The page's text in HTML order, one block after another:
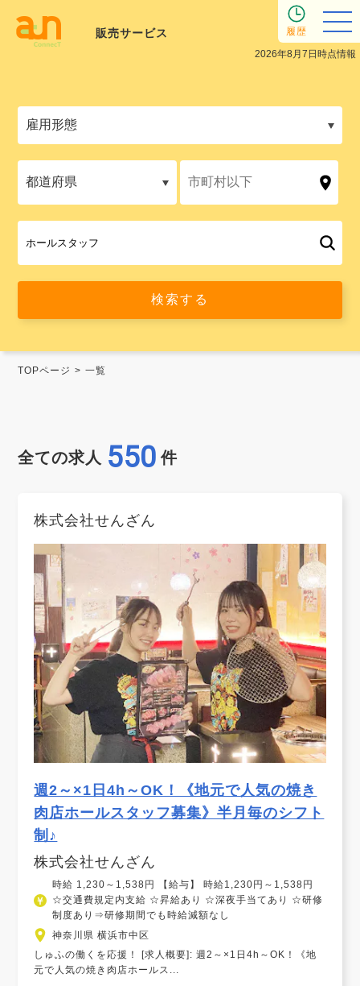
販売サービス
2026年8月7日時点情報
履歴
TOPページ 一覧
全ての求人 550 件
株式会社せんざん
週2～×1日4h～OK！《地元で人気の焼き
肉店ホールスタッフ募集》半月毎のシフト
制♪
株式会社せんざん
時給 1,230～1,538円 【給与】 時給1,230円～1,538円
☆交通費規定内支給 ☆昇給あり ☆深夜手当てあり ☆研修
制度あり⇒研修期間でも時給減額なし
神奈川県 横浜市中区
しゅふの働くを応援！ [求人概要]: 週2～×1日4h～OK！《地
元で人気の焼き肉店ホールス...